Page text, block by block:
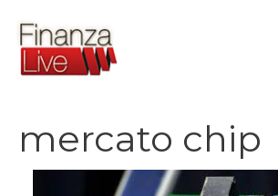
contenuto
mercato chip